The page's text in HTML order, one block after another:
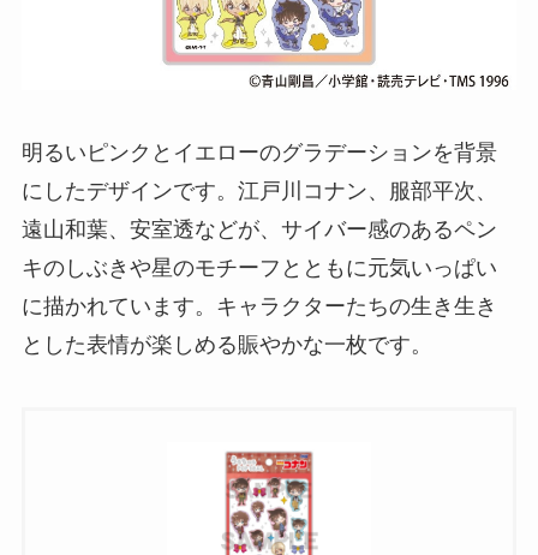
明るいピンクとイエローのグラデーションを背景
にしたデザインです。江戸川コナン、服部平次、
遠山和葉、安室透などが、サイバー感のあるペン
キのしぶきや星のモチーフとともに元気いっぱい
に描かれています。キャラクターたちの生き生き
とした表情が楽しめる賑やかな一枚です。